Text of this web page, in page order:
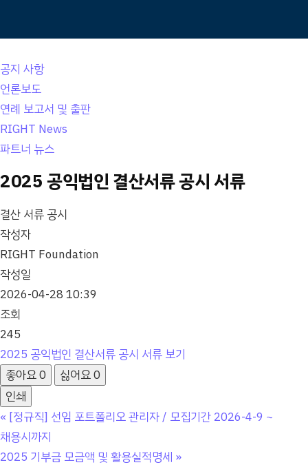
공지 사항
언론보도
연례 보고서 및 출판
RIGHT News
파트너 뉴스
2025 공익법인 결산서류 공시 서류
결산 서류 공시
작성자
RIGHT Foundation
작성일
2026-04-28 10:39
조회
245
2025 공익법인 결산서류 공시 서류 보기
좋아요0 싫어요0
인쇄
« [정규직] 선임 포트폴리오 관리자 / 모집기간 2026-4-9 ~
채용시까지
2025 기부금 모금액 및 활용실적명세 »